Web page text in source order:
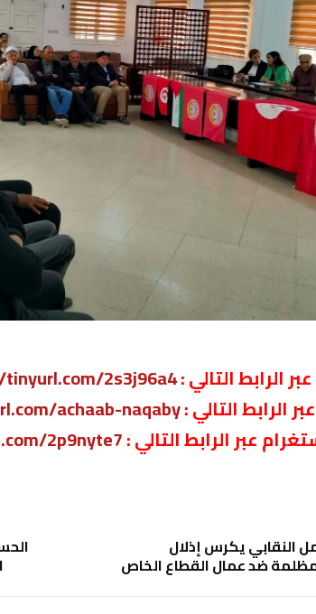
الرابط التالي :2s3j96a4
الرابط التالي :achaab-naqaby
عبر الرابط التالي :2p9nyte7
النقابي يكرس إذلال
مظلمة ضد عمال القطاع الخاص